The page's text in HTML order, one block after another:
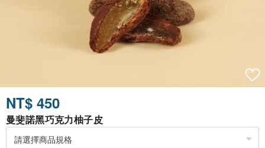
NT$ 450
曼斐諾黑巧克力柚子皮